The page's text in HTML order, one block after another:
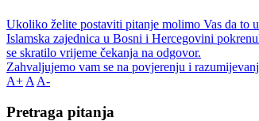
Ukoliko želite postaviti pitanje molimo Vas da to
Islamska zajednica u Bosni i Hercegovini
se skratilo vrijeme čekanja na odgovor.
Zahvaljujemo vam se na povjerenju i
A+ A A-
Pretraga pitanja